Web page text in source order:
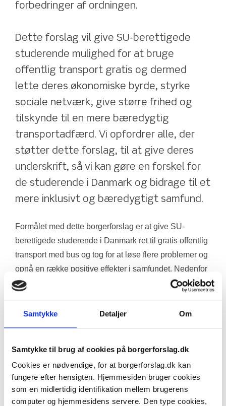
Samtykke Detaljer Om
Samtykke til brug af cookies på borgerforslag.dk
Cookies er nødvendige, for at borgerforslag.dk kan
fungere efter hensigten. Hjemmesiden bruger cookies
som en midlertidig identifikation mellem brugerens
computer og hjemmesidens servere. Den type cookies,
forbedringer af ordningen.
Dette forslag vil give SU-berettigede
studerende mulighed for at bruge
offentlig transport gratis og dermed
lette deres økonomiske byrde, styrke
sociale netværk, give større frihed og
tilskynde til en mere bæredygtig
transportadfærd. Vi opfordrer alle, der
støtter dette forslag, til at give deres
underskrift, så vi kan gøre en forskel for
de studerende i Danmark og bidrage til et
mere inklusivt og bæredygtigt samfund.
Formålet med dette borgerforslag er at give SU-
berettigede studerende i Danmark ret til gratis offentlig
transport med bus og tog for at løse flere problemer og
opnå en række positive effekter i samfundet. Nedenfor
er nogle af de vigtigste årsager til at stille dette forslag
ressourcer, og udgifter til transport kan være en tung
byrde, især for dem, der pendler mellem hjemmet og
uddannelsesinstitutionen. Ved at fjerne
transportomkostningerne vil de studerende have flere